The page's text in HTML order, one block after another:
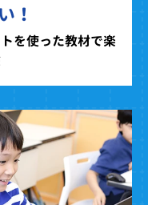
！
を使った教材で楽